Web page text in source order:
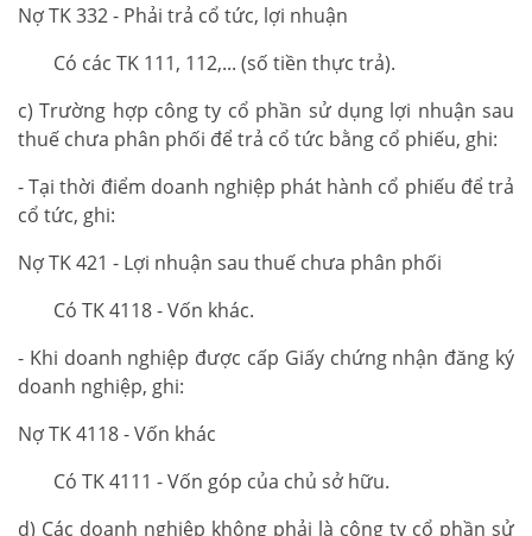
Nợ TK 332 - Phải trả cổ tức, lợi nhuận
Có các TK 111, 112,... (số tiền thực trả).
c) Trường hợp công ty cổ phần sử dụng lợi nhuận sau
thuế chưa phân phối để trả cổ tức bằng cổ phiếu, ghi:
- Tại thời điểm doanh nghiệp phát hành cổ phiếu để trả
cổ tức, ghi:
Nợ TK 421 - Lợi nhuận sau thuế chưa phân phối
Có TK 4118 - Vốn khác.
- Khi doanh nghiệp được cấp Giấy chứng nhận đăng ký
doanh nghiệp, ghi:
Nợ TK 4118 - Vốn khác
Có TK 4111 - Vốn góp của chủ sở hữu.
d) Các doanh nghiệp không phải là công ty cổ phần sử